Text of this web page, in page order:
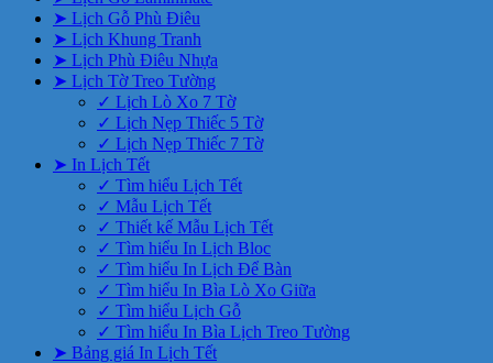
➤ Lịch Gỗ Phù Điêu
➤ Lịch Khung Tranh
➤ Lịch Phù Điêu Nhựa
➤ Lịch Tờ Treo Tường
✓ Lịch Lò Xo 7 Tờ
✓ Lịch Nẹp Thiếc 5 Tờ
✓ Lịch Nẹp Thiếc 7 Tờ
➤ In Lịch Tết
✓ Tìm hiểu Lịch Tết
✓ Mẫu Lịch Tết
✓ Thiết kế Mẫu Lịch Tết
✓ Tìm hiểu In Lịch Bloc
✓ Tìm hiểu In Lịch Để Bàn
✓ Tìm hiểu In Bìa Lò Xo Giữa
✓ Tìm hiểu Lịch Gỗ
✓ Tìm hiểu In Bìa Lịch Treo Tường
➤ Bảng giá In Lịch Tết